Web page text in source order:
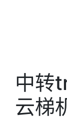
中转
云梯